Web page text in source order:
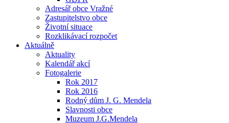
Adresář obce Vražné
Zastupitelstvo obce
Životní situace
Rozklikávací rozpočet
Aktuálně
Aktuality
Kalendář akcí
Fotogalerie
Rok 2017
Rok 2016
Rodný dům J. G. Mendela
Slavnosti obce
Muzeum J.G.Mendela